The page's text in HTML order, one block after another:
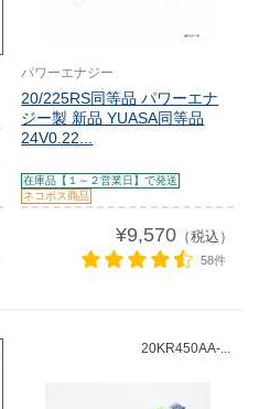
パワーエナジー
20/225RS同等品 パワーエナ
ジー製 新品 YUASA同等品
24V0.22...
在庫品【１～２営業日】で発送
ネコポス商品
¥9,570（税込）
58件
20KR450AA-...